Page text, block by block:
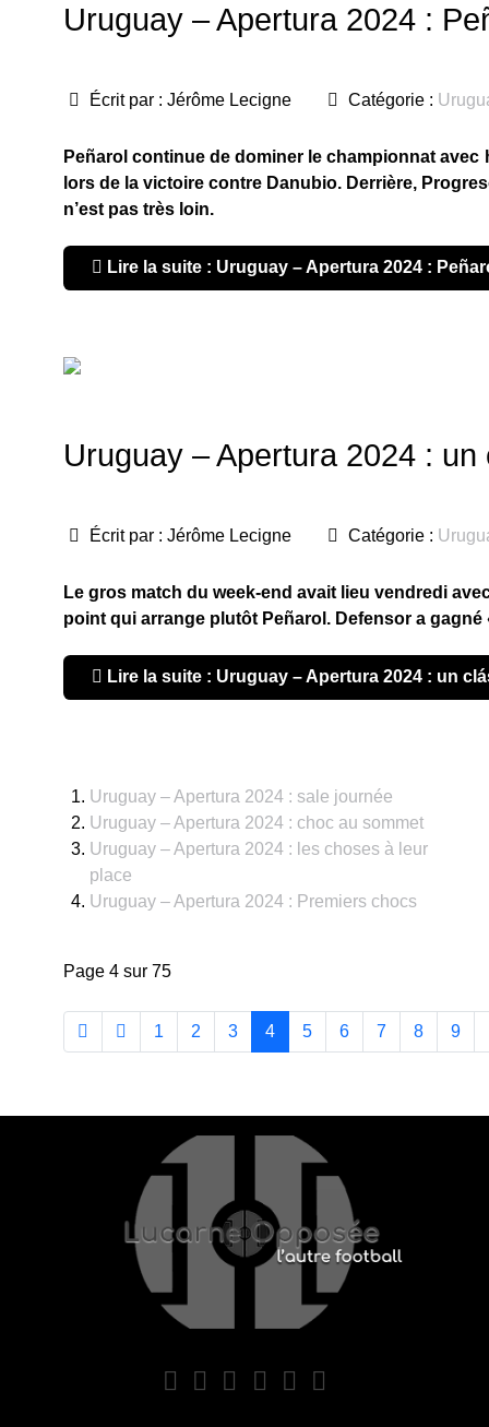
Uruguay – Apertura 2024 :
Écrit par : Jérôme Lecigne Catégorie :
Peñarol continue de dominer le championnat
lors de la victoire contre Danubio. Derrière,
n’est pas très loin.
Lire la suite : Uruguay – Apertura 2024 :
Uruguay – Apertura 2024 :
Écrit par : Jérôme Lecigne Catégorie :
Le gros match du week-end avait lieu vendredi
point qui arrange plutôt Peñarol. Defensor a gagné
Lire la suite : Uruguay – Apertura 2024 : un
Uruguay – Apertura 2024 : sale journée
Uruguay – Apertura 2024 : choc au sommet
Uruguay – Apertura 2024 : les choses à leur
place
Uruguay – Apertura 2024 : Premiers chocs
Page 4 sur 75
1 2 3 4 5 6 7 8 9